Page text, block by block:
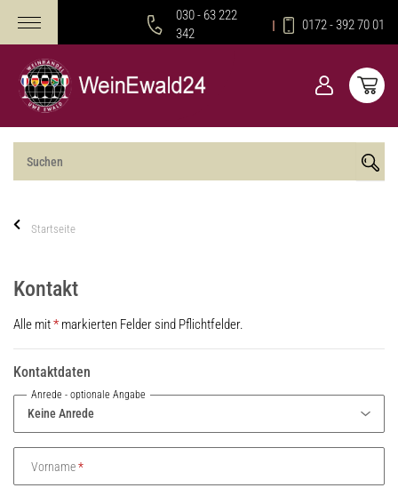
030 - 63 222
342
0172 - 392 70 01
Startseite
Kontakt
Alle mit* markierten Felder sind Pflichtfelder.
Kontaktdaten
Anrede - optionale Angabe
Vorname